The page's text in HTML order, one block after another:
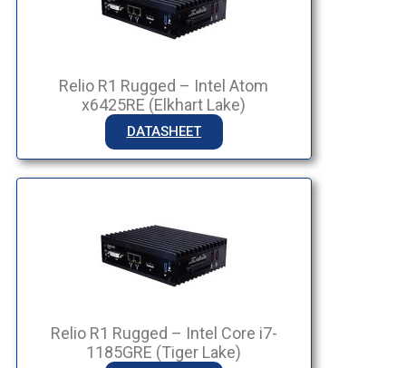
Relio R1 Rugged – Intel Atom
x6425RE (Elkhart Lake)
DATASHEET
Relio R1 Rugged – Intel Core i7-
1185GRE (Tiger Lake)